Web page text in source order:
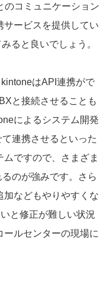
のコミュニケーション
サービスを提供してい
ると良いでしょう。
はAPI連携がで
と接続させることも
によるシステム開発
連携させるといった
ですので、さまざま
のが強みです。さら
などもやりやすくな
と修正が難しい状況
ルセンターの現場に